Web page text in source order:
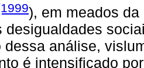
), em meados
desigualdades
dessa análise,
é intensificado